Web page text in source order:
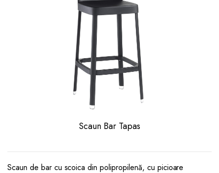
Scaun Bar Tapas
Scaun de bar cu scoica din polipropilenă, cu picioare